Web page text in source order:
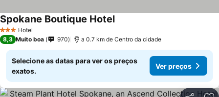
3 EstrelasHotel
Spokane Boutique Hotel
8,3 Muito boa 970 a 0.7 km de Centro da cidade
Selecione as datas para ver os preços
exatos.
Ver preços